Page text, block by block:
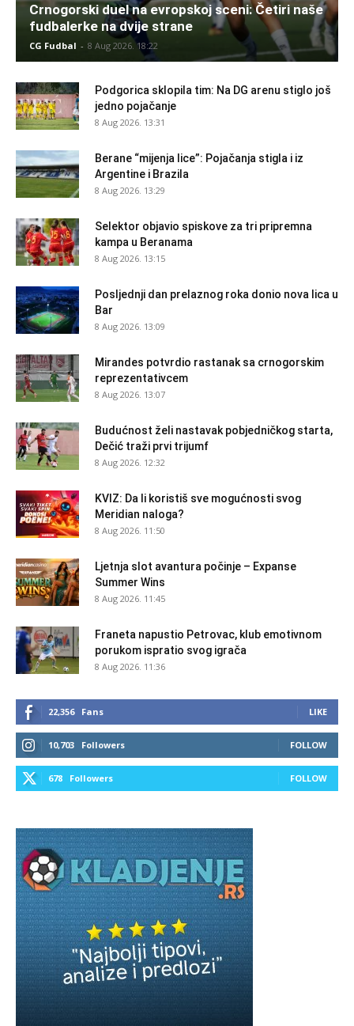
Crnogorski duel na evropskoj sceni: Četiri naše
fudbalerke na dvije strane
CG Fudbal - 8 Aug 2026. 18:22
Podgorica sklopila tim: Na DG arenu stiglo još
jedno pojačanje
8 Aug 2026. 13:31
Berane “mijenja lice”: Pojačanja stigla i iz
Argentine i Brazila
8 Aug 2026. 13:29
Selektor objavio spiskove za tri pripremna
kampa u Beranama
8 Aug 2026. 13:15
Posljednji dan prelaznog roka donio nova lica u
Bar
8 Aug 2026. 13:09
Mirandes potvrdio rastanak sa crnogorskim
reprezentativcem
8 Aug 2026. 13:07
Budućnost želi nastavak pobjedničkog starta,
Dečić traži prvi trijumf
8 Aug 2026. 12:32
KVIZ: Da li koristiš sve mogućnosti svog
Meridian naloga?
8 Aug 2026. 11:50
Ljetnja slot avantura počinje – Expanse
Summer Wins
8 Aug 2026. 11:45
Franeta napustio Petrovac, klub emotivnom
porukom ispratio svog igrača
8 Aug 2026. 11:36
22,356 Fans LIKE
10,703 Followers FOLLOW
678 Followers FOLLOW